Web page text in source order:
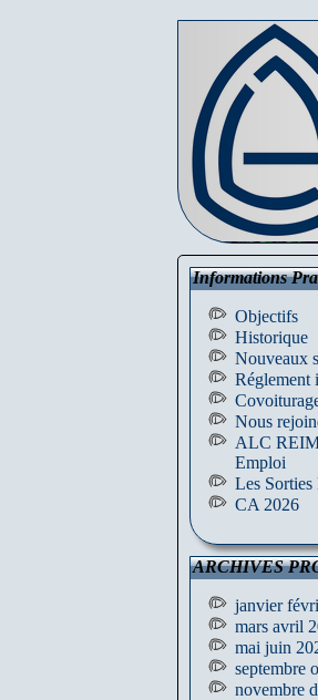
Informations
Objectifs
Historique
Nouveaux
Réglement
Nous
ALC
Emploi
Les Sorties
CA 2026
ARCHIVES
janvier
mars avril
mai juin
septembre
novembre